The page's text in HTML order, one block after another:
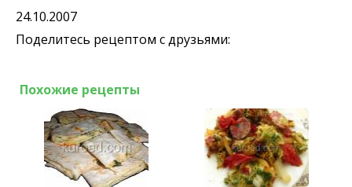
24.10.2007
Поделитесь рецептом с друзьями:
Похожие рецепты